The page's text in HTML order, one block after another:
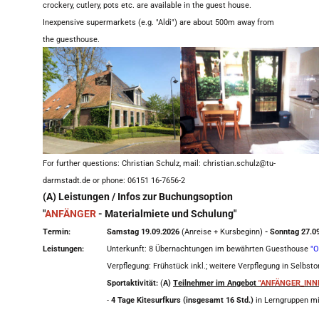
crockery, cutlery, pots etc. are available in the guest house.
Inexpensive supermarkets (e.g. "Aldi") are about 500m away from
the guesthouse.
For further questions: Christian Schulz, mail: christian.schulz@tu-
darmstadt.de or phone: 06151 16-7656-2
(A) Leistungen / Infos zur Buchungsoption
"ANFÄNGER- Materialmiete und Schulung"
Termin: Samstag 19.09.2026 (Anreise + Kursbeginn) - Sonntag
Leistungen:
Unterkunft: 8 Übernachtungen im bewährten Guesthouse
Verpflegung: Frühstück inkl.; weitere Verpflegung in
Sportaktivität: (A) Teilnehmer im Angebot
- 4 Tage Kitesurfkurs (insgesamt 16 Std.) in Lerngruppen